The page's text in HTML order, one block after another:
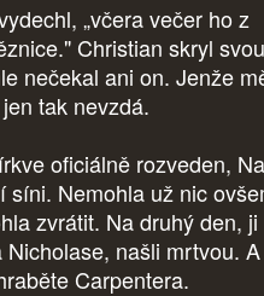
„včera večer ho z
Christian skryl svou
nečekal ani on. Jenže
tak nevzdá.
oficiálně rozveden,
Nemohla už nic
zvrátit. Na druhý den, ji
našli mrtvou.
Carpentera.